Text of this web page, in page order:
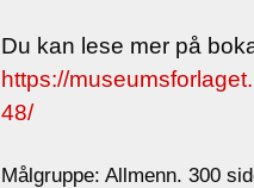
Du kan lese mer på
https://
48/
Målgruppe: Allmenn. 300